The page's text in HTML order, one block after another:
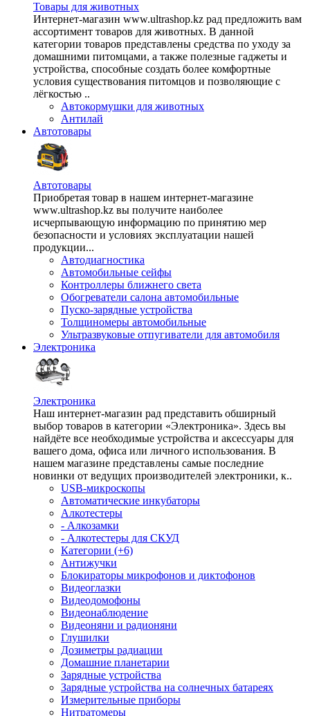
Товары для животных
Интернет-магазин www.ultrashop.kz рад предложить вам
ассортимент товаров для животных. В данной
категории товаров представлены средства по уходу за
домашними питомцами, а также полезные гаджеты и
устройства, способные создать более комфортные
условия существования питомцов и позволяющие с
лёгкостью ..
Автокормушки для животных
Антилай
Автотовары
Автотовары
Приобретая товар в нашем интернет-магазине
www.ultrashop.kz вы получите наиболее
исчерпывающую информацию по принятию мер
безопасности и условиях эксплуатации нашей
продукции...
Автодиагностика
Автомобильные сейфы
Контроллеры ближнего света
Обогреватели салона автомобильные
Пуско-зарядные устройства
Толщиномеры автомобильные
Ультразвуковые отпугиватели для автомобиля
Электроника
Электроника
Наш интернет-магазин рад представить обширный
выбор товаров в категории «Электроника». Здесь вы
найдёте все необходимые устройства и аксессуары для
вашего дома, офиса или личного использования. В
нашем магазине представлены самые последние
новинки от ведущих производителей электроники, к..
USB-микроскопы
Автоматические инкубаторы
Алкотестеры
- Алкозамки
- Алкотестеры для СКУД
Категории (+6)
Антижучки
Блокираторы микрофонов и диктофонов
Видеоглазки
Видеодомофоны
Видеонаблюдение
Видеоняни и радионяни
Глушилки
Дозиметры радиации
Домашние планетарии
Зарядные устройства
Зарядные устройства на солнечных батареях
Измерительные приборы
Нитратомеры